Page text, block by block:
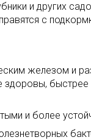
и других
с
железом и
и более